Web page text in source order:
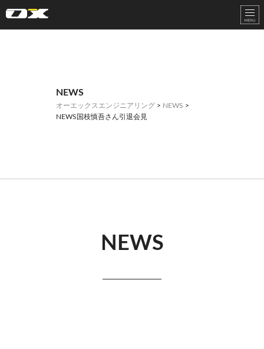
NEWS
オーエックスエンジニアリング> NEWS >
NEWS国枝慎吾さん引退会見
NEWS